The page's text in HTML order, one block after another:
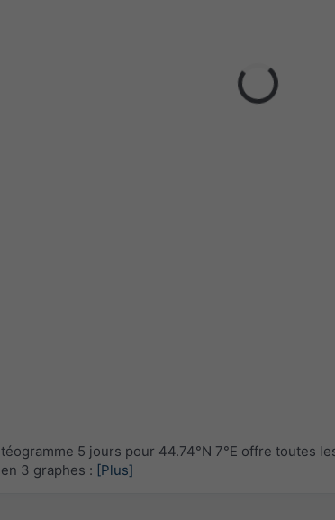
5 jours pour 44.74°N 7°E offre toutes
3 graphes : [Plus]